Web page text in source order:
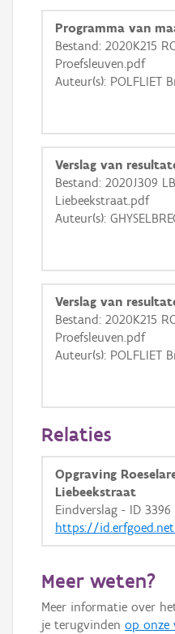
i
+ −
Basis Lagen
OSM-Basiskaart
GRB-Basiskaart
GRB-Basiskaart
Programma van
Bestand: 2020K215
Proefsleuven.pdf
Auteur(s): POLFLIET
Verslag van
Bestand: 2020J309
Liebeekstraat.pdf
Auteur(s):
Verslag van
Bestand: 2020K215
Proefsleuven.pdf
Auteur(s): POLFLIET
Relaties
Opgraving
Liebeekstraat
Eindverslag - ID 3396
https://
Meer weten?
Meer informatie over
je terugvinden op onze